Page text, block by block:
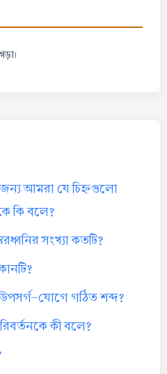
।
আমরা যে চিহ্নগুলো
কি বলে?
সংখ্যা কতটি?
যোগে গঠিত শব্দ?
কী বলে?